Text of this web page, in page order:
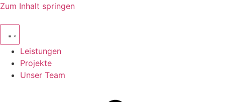
Zum Inhalt springen
Leistungen
Projekte
Unser Team